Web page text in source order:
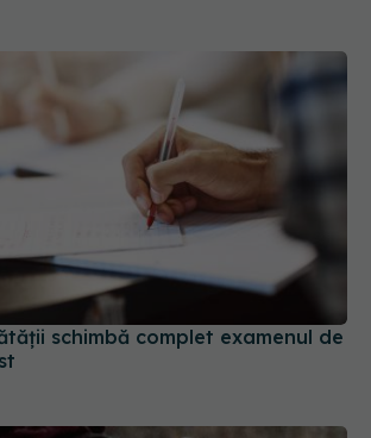
schimbă complet examenul de